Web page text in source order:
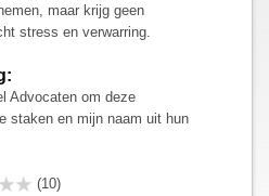
maar krijg geen
stress en verwarring.
Advocaten om deze
staken en mijn naam uit hun
(10)